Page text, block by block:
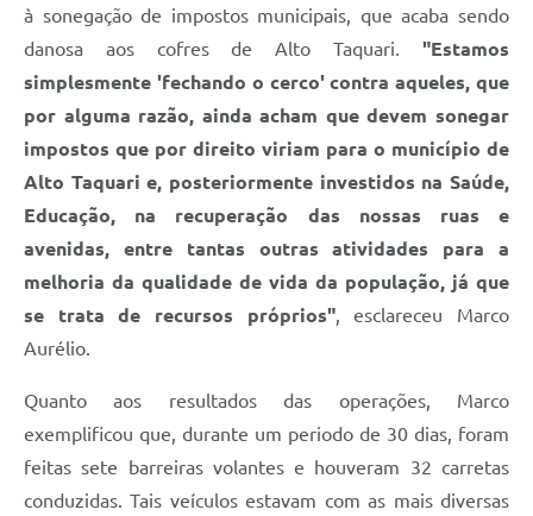
à sonegação de impostos municipais, que acaba sendo
danosa aos cofres de Alto Taquari. "Estamos
simplesmente 'fechando o cerco' contra aqueles, que
por alguma razão, ainda acham que devem sonegar
impostos que por direito viriam para o município de
Alto Taquari e, posteriormente investidos na Saúde,
Educação, na recuperação das nossas ruas e
avenidas, entre tantas outras atividades para a
melhoria da qualidade de vida da população, já que
se trata de recursos próprios", esclareceu Marco
Aurélio.
Quanto aos resultados das operações, Marco
exemplificou que, durante um periodo de 30 dias, foram
feitas sete barreiras volantes e houveram 32 carretas
conduzidas. Tais veículos estavam com as mais diversas